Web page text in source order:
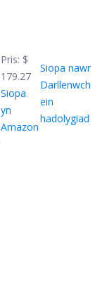
Pris: $
179.27
Siopa
yn
Amazon
Siopa nawr
Darllenwch
ein
hadolygiad